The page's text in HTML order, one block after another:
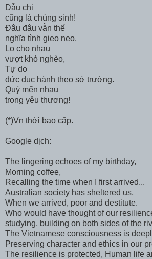
Dẫu chi
cũng là chúng sinh!
Đâu đâu vẫn thế
nghĩa tình gieo neo.
Lo cho nhau
vượt khó nghèo,
Tự do
đức dục hành theo sở trường.
Quý mến nhau
trong yêu thương!
(*)Vn thời bao cấp.
Google dịch:
The lingering echoes of my birthday,
Morning coffee,
Recalling the time when I first arrived...
Australian society has sheltered us,
When we arrived, poor and destitute.
Who would have thought of our
studying, building on both sides of the
The Vietnamese consciousness is
Preserving character and ethics in our
The resilience is protected, Human life